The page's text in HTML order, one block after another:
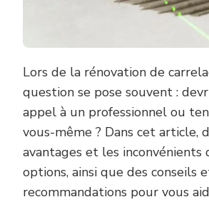
Lors de la rénovation de
question se pose souvent :
appel à un professionnel ou
vous-même ? Dans cet article,
avantages et les inconvénients
options, ainsi que des conseils
recommandations pour vous